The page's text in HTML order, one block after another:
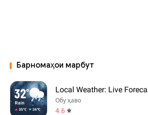
Барномаҳои марбут
Local Weather: Live
Обу ҳаво
4.6